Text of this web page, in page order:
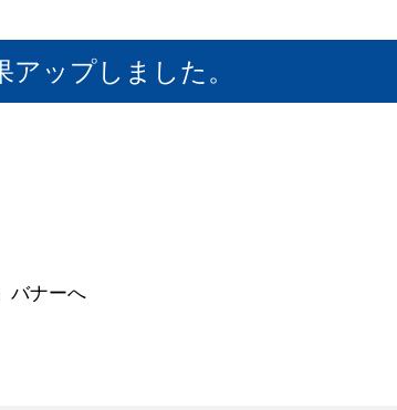
会規程
●事業報告
報＆結果
ツ少年団大会情報
少年団諸規定
●各種申請
ップしました。
バナーへ